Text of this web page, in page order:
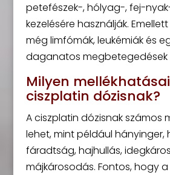
petefészek-, hólyag-, fej-
kezelésére használják.
még limfómák, leukémiák és
daganatos megbetegedések
Milyen
ciszplatin dózisnak?
A ciszplatin dózisnak számos
lehet, mint például hányinger,
fáradtság, hajhullás,
májkárosodás. Fontos, hogy